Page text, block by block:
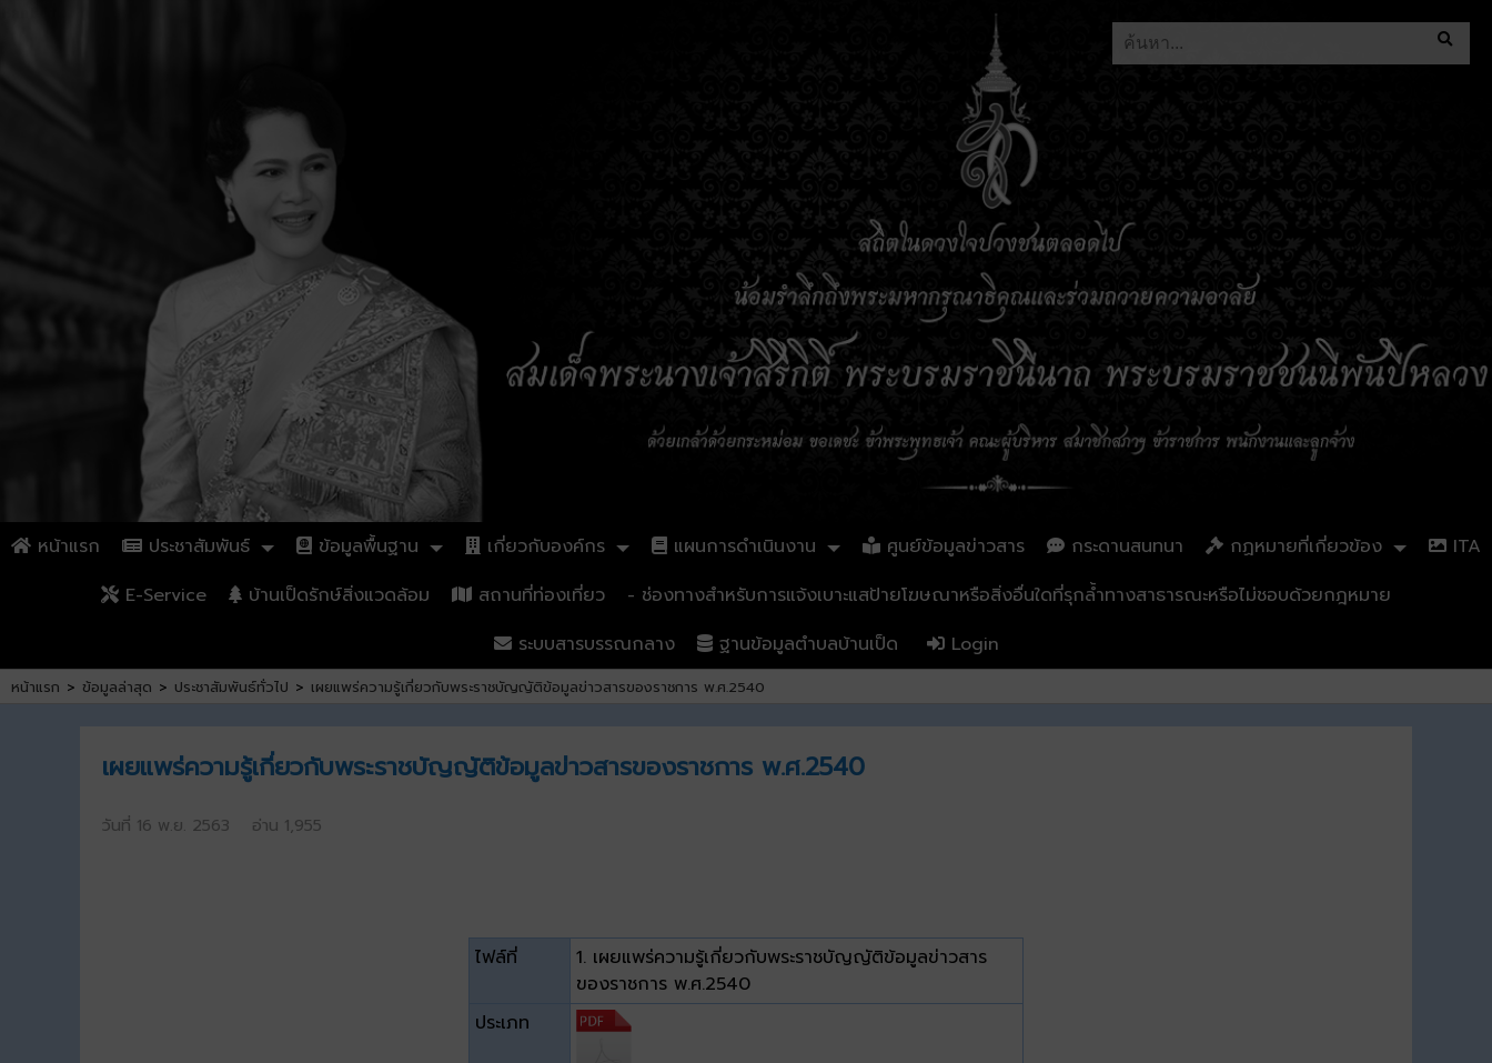
หน้าแรก ประชาสัมพันธ์ ข้อมูลพื้นฐาน เกี่ยวกับองค์กร แผนการดำเนินงาน ศูนย์ข้อมูลข่าวสาร กระดานสนทนา กฏหมายที่เกี่ยวข้อง
ITA
E-Service
บ้านเป็ดรักษ์สิ่งแวดล้อม สถานที่ท่องเที่ยว
- ช่องทางสำหรับการแจ้งเบาะแสป้ายโฆษณาหรือสิ่งอื่นใดที่รุกล้ำทางสาธารณะหรือไม่ชอบด้วยกฎหมาย
ระบบสารบรรณกลาง
ฐานข้อมูลตำบลบ้านเป็ด Login
หน้าแรก > ข้อมูลล่าสุด > ประชาสัมพันธ์ทั่วไป > เผยแพร่ความรู้เกี่ยวกับพระราชบัญญัติข้อมูลข่าวสารของราชการ พ.ศ.2540
เผยแพร่ความรู้เกี่ยวกับพระราชบัญญัติข้อมูลข่าวสารของราชการ พ.ศ.2540
วันที่ 16 พ.ย. 2563 อ่าน 1,955
ไฟล์ที่
1. เผยแพร่ความรู้เกี่ยวกับพระราชบัญญัติข้อมูลข่าวสาร
ของราชการ พ.ศ.2540
ประเภท